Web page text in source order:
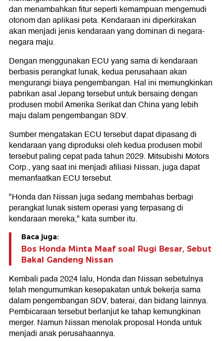
dan menambahkan fitur seperti kemampuan mengemudi
otonom dan aplikasi peta. Kendaraan ini diperkirakan
akan menjadi jenis kendaraan yang dominan di negara-
negara maju.
Dengan menggunakan ECU yang sama di kendaraan
berbasis perangkat lunak, kedua perusahaan akan
mengurangi biaya pengembangan. Hal ini memungkinkan
pabrikan asal Jepang tersebut untuk bersaing dengan
produsen mobil Amerika Serikat dan China yang lebih
maju dalam pengembangan SDV.
Sumber mengatakan ECU tersebut dapat dipasang di
kendaraan yang diproduksi oleh kedua produsen mobil
tersebut paling cepat pada tahun 2029. Mitsubishi Motors
Corp., yang saat ini menjadi afiliasi Nissan, juga dapat
memanfaatkan ECU tersebut.
"Honda dan Nissan juga sedang membahas berbagi
perangkat lunak sistem operasi yang terpasang di
kendaraan mereka," kata sumber itu.
Baca juga:
Bos Honda Minta Maaf soal Rugi Besar, Sebut
Bakal Gandeng Nissan
Kembali pada 2024 lalu, Honda dan Nissan sebetulnya
telah mengumumkan kesepakatan untuk bekerja sama
dalam pengembangan SDV, baterai, dan bidang lainnya.
Pembicaraan tersebut berlanjut ke tahap kemungkinan
merger. Namun Nissan menolak proposal Honda untuk
menjadi anak perusahaannya.